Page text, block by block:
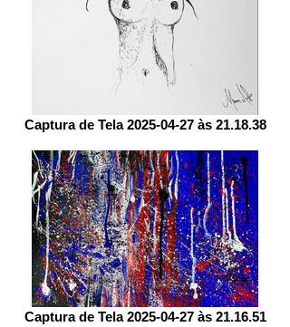
Captura de Tela 2025-04-27 às 21.18.38
Captura de Tela 2025-04-27 às 21.16.51